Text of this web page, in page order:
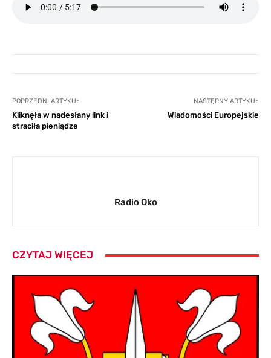
POPRZEDNI ARTYKUŁ
Kliknęła w nadesłany link i
straciła pieniądze
NASTĘPNY ARTYKUŁ
Wiadomości Europejskie
Radio Oko
CZYTAJ WIĘCEJ